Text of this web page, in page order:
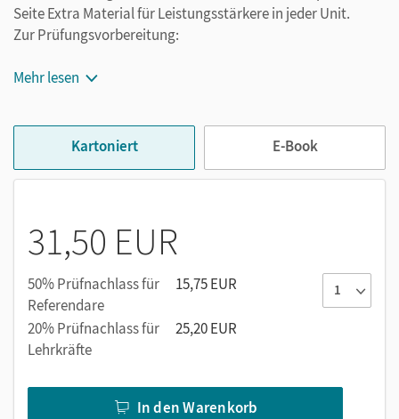
Seite Extra Material für Leistungsstärkere in jeder Unit.
Zur Prüfungsvorbereitung:
eine Seite KMK Exam Practice pro Unit
Mehr lesen
Kartoniert E-Book
31,50 EUR
50% Prüfnachlass für
Referendare
15,75 EUR
20% Prüfnachlass für
Lehrkräfte
25,20 EUR
In den Warenkorb